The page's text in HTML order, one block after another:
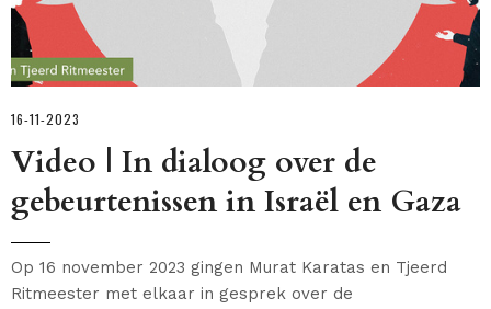
16-11-2023
Video | In dialoog over de
gebeurtenissen in Israël en Gaza
Op 16 november 2023 gingen Murat Karatas en Tjeerd
Ritmeester met elkaar in gesprek over de